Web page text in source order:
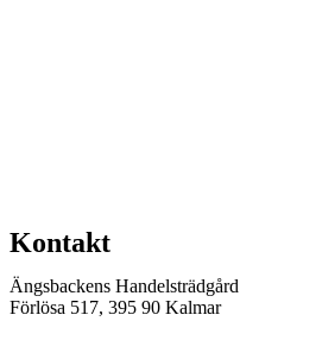
Kontakt
Ängsbackens Handelsträdgård
Förlösa 517, 395 90 Kalmar